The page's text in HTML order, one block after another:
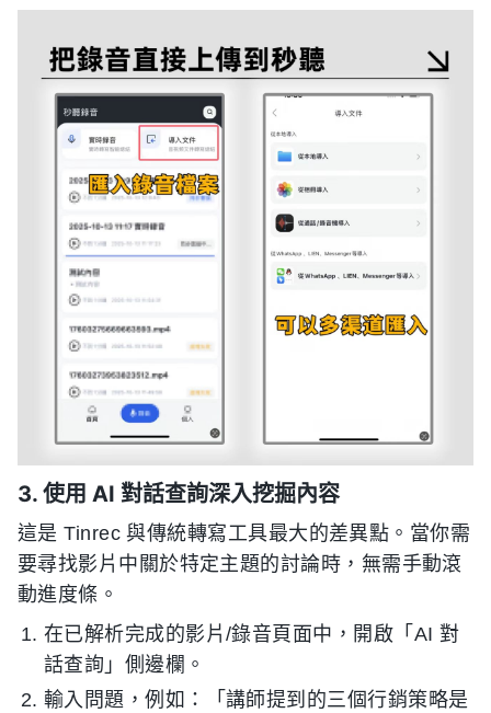
3. 使用 AI 對話查詢深入挖掘內容
這是 Tinrec 與傳統轉寫工具最大的差異點。當你需
要尋找影片中關於特定主題的討論時，無需手動滾
動進度條。
在已解析完成的影片/錄音頁面中，開啟「AI 對
話查詢」側邊欄。
輸入問題，例如：「講師提到的三個行銷策略是